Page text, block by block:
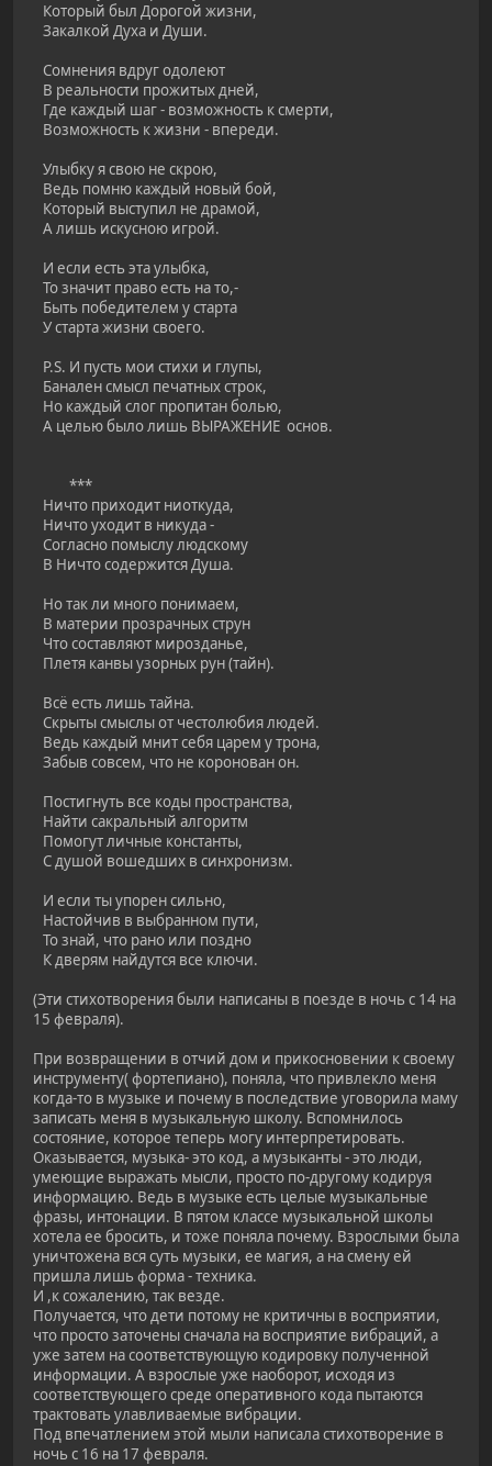
Который был Дорогой жизни,
Закалкой Духа и Души.
Сомнения вдруг одолеют
В реальности прожитых дней,
Где каждый шаг - возможность к смерти,
Возможность к жизни - впереди.
Улыбку я свою не скрою,
Ведь помню каждый новый бой,
Который выступил не драмой,
А лишь искусною игрой.
И если есть эта улыбка,
То значит право есть на то,-
Быть победителем у старта
У старта жизни своего.
P.S. И пусть мои стихи и глупы,
Банален смысл печатных строк,
Но каждый слог пропитан болью,
А целью было лишь ВЫРАЖЕНИЕ основ.
***
Ничто приходит ниоткуда,
Ничто уходит в никуда -
Согласно помыслу людскому
В Ничто содержится Душа.
Но так ли много понимаем,
В материи прозрачных струн
Что составляют мирозданье,
Плетя канвы узорных рун (тайн).
Всё есть лишь тайна.
Скрыты смыслы от честолюбия людей.
Ведь каждый мнит себя царем у трона,
Забыв совсем, что не коронован он.
Постигнуть все коды пространства,
Найти сакральный алгоритм
Помогут личные константы,
С душой вошедших в синхронизм.
И если ты упорен сильно,
Настойчив в выбранном пути,
То знай, что рано или поздно
К дверям найдутся все ключи.
(Эти стихотворения были написаны в поезде в ночь с 14 на
15 февраля).
При возвращении в отчий дом и прикосновении к своему
инструменту( фортепиано), поняла, что привлекло меня
когда-то в музыке и почему в последствие уговорила маму
записать меня в музыкальную школу. Вспомнилось
состояние, которое теперь могу интерпретировать.
Оказывается, музыка- это код, а музыканты - это люди,
умеющие выражать мысли, просто по-другому кодируя
информацию. Ведь в музыке есть целые музыкальные
фразы, интонации. В пятом классе музыкальной школы
хотела ее бросить, и тоже поняла почему. Взрослыми была
уничтожена вся суть музыки, ее магия, а на смену ей
пришла лишь форма - техника.
И ,к сожалению, так везде.
Получается, что дети потому не критичны в восприятии,
что просто заточены сначала на восприятие вибраций, а
уже затем на соответствующую кодировку полученной
информации. А взрослые уже наоборот, исходя из
соответствующего среде оперативного кода пытаются
трактовать улавливаемые вибрации.
Под впечатлением этой мыли написала стихотворение в
ночь с 16 на 17 февраля.